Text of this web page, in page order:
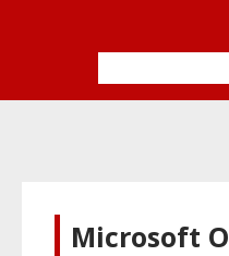
Microsoft